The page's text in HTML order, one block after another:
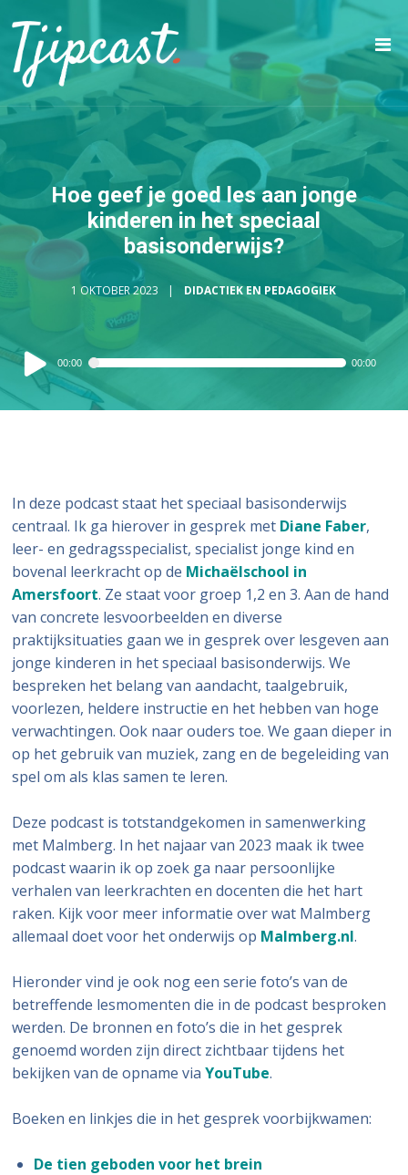
Hoe geef je goed les aan jonge
kinderen in het speciaal
basisonderwijs?
1 OKTOBER 2023 DIDACTIEK EN PEDAGOGIEK
Audiospeler
00:00 00:00
In deze podcast staat het speciaal basisonderwijs
centraal. Ik ga hierover in gesprek met Diane Faber,
leer- en gedragsspecialist, specialist jonge kind en
bovenal leerkracht op de Michaëlschool in
Amersfoort. Ze staat voor groep 1,2 en 3. Aan de hand
van concrete lesvoorbeelden en diverse
praktijksituaties gaan we in gesprek over lesgeven aan
jonge kinderen in het speciaal basisonderwijs. We
bespreken het belang van aandacht, taalgebruik,
voorlezen, heldere instructie en het hebben van hoge
verwachtingen. Ook naar ouders toe. We gaan dieper in
op het gebruik van muziek, zang en de begeleiding van
spel om als klas samen te leren.
Deze podcast is totstandgekomen in samenwerking
met Malmberg. In het najaar van 2023 maak ik twee
podcast waarin ik op zoek ga naar persoonlijke
verhalen van leerkrachten en docenten die het hart
raken. Kijk voor meer informatie over wat Malmberg
allemaal doet voor het onderwijs op Malmberg.nl.
Hieronder vind je ook nog een serie foto’s van de
betreffende lesmomenten die in de podcast besproken
werden. De bronnen en foto’s die in het gesprek
genoemd worden zijn direct zichtbaar tijdens het
bekijken van de opname viaYouTube.
Boeken en linkjes die in het gesprek voorbijkwamen:
De tien geboden voor het brein